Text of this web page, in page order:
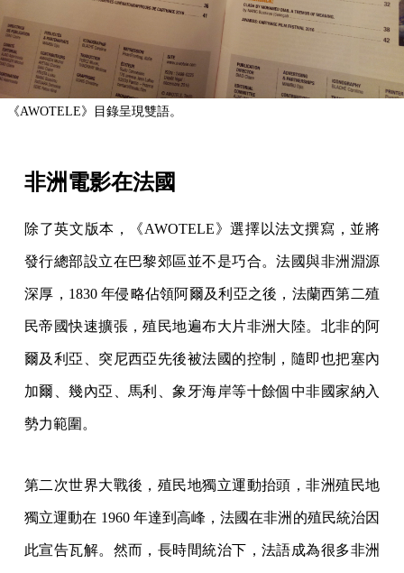
《AWOTELE》目錄呈現雙語。
非洲電影在法國
除了英文版本，《AWOTELE》選擇以法文撰寫，並將
發行總部設立在巴黎郊區並不是巧合。法國與非洲淵源
深厚，1830 年侵略佔領阿爾及利亞之後，法蘭西第二殖
民帝國快速擴張，殖民地遍布大片非洲大陸。北非的阿
爾及利亞、突尼西亞先後被法國的控制，隨即也把塞內
加爾、幾內亞、馬利、象牙海岸等十餘個中非國家納入
勢力範圍。
第二次世界大戰後，殖民地獨立運動抬頭，非洲殖民地
獨立運動在 1960 年達到高峰，法國在非洲的殖民統治因
此宣告瓦解。然而，長時間統治下，法語成為很多非洲